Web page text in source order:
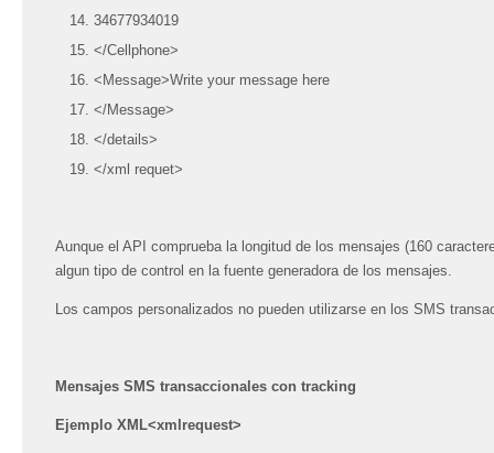
34677934019
</Cellphone>
<Message>Write your message here
</Message>
</details>
</xml requet>
Aunque el API comprueba la longitud de los mensajes (160
algun tipo de control en la fuente generadora de los mensajes.
Los campos personalizados no pueden utilizarse en los SMS
Mensajes SMS transaccionales con tracking
Ejemplo XML<xmlrequest>